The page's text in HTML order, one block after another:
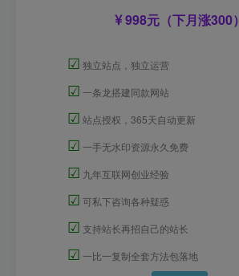
998元（下月涨300）
☑ 独立站点，独立运营
☑ 一条龙搭建同款网站
☑ 站点授权，365天自动更新
☑ 一手无水印资源永久免费
☑ 九年互联网创业经验
☑ 可私下咨询各种疑惑
☑ 支持站长再招自己的站长
☑ 一比一复制全套方法包落地